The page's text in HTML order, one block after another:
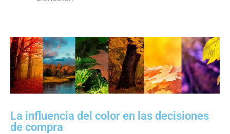
La influencia del color en las decisiones
de compra